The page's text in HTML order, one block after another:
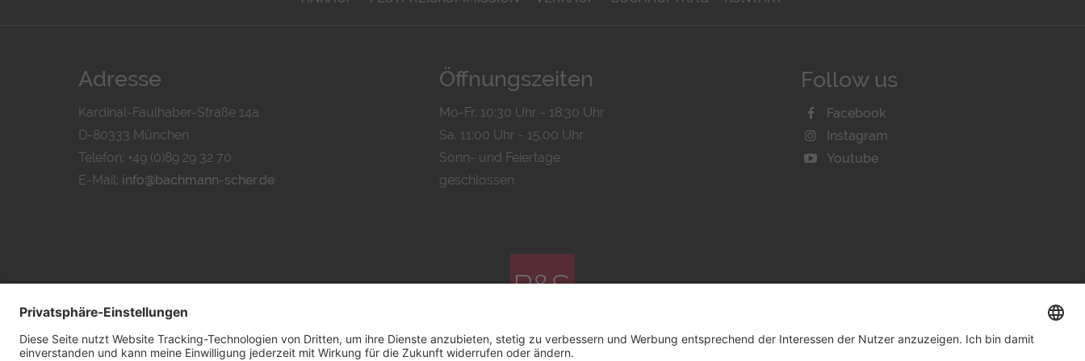
Adresse
Kardinal-Faulhaber-Straße 14a
D-80333 München
Telefon: +49 (0)89 29 32 70
E-Mail: info@bachmann-scher.de
Öffnungszeiten
Mo-Fr. 10:30 Uhr - 18:30 Uhr
Sa. 11:00 Uhr - 15.00 Uhr
Sonn- und Feiertage
geschlossen
Follow us
Facebook
Instagram
Youtube
© 2026 by Bachmann & Scher GmbH / Watchandco GmbH